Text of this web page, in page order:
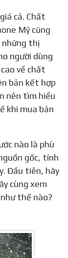
Mỹ cũng
những thị
người dùng
về chất
bản kết hợp
nên tìm hiểu
khi mua bản
gốc, tính
Đầu tiên, hãy
cùng xem
thế nào?